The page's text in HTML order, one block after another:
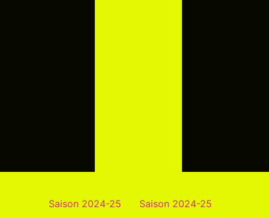
Saison 2024-25 Saison 2024-25